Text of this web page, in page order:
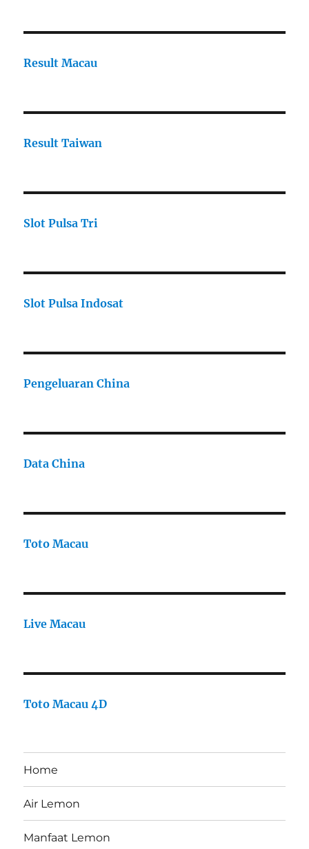
Result Macau
Result Taiwan
Slot Pulsa Tri
Slot Pulsa Indosat
Pengeluaran China
Data China
Toto Macau
Live Macau
Toto Macau 4D
Home
Air Lemon
Manfaat Lemon